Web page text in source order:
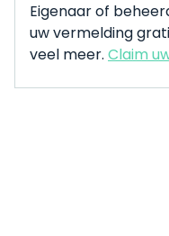
Eigenaar of
uw vermelding
veel meer. Claim